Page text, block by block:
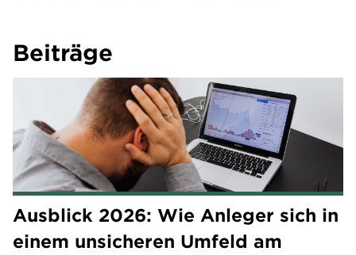
Beiträge
Ausblick 2026: Wie Anleger sich in
einem unsicheren Umfeld am